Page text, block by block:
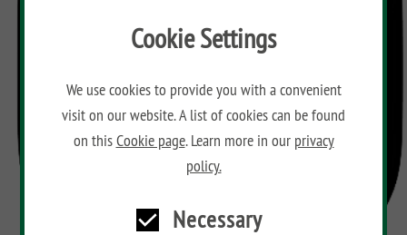
Cookie Settings
We use cookies to provide you with a convenient
visit on our website. A list of cookies can be found
on thisCookie page. Learn more in our privacy
policy.
Necessary